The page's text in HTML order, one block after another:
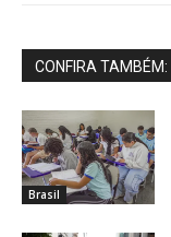
CONFIRA TAMBÉM:
Brasil